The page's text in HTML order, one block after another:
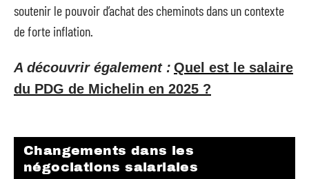
soutenir le pouvoir d’achat des cheminots dans un contexte
de forte inflation.
A découvrir également : Quel est le salaire
du PDG de Michelin en 2025 ?
Changements dans les
négociations salariales